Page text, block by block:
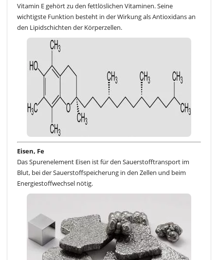
Vitamin E gehört zu den fettlöslichen Vitaminen. Seine
wichtigste Funktion besteht in der Wirkung als Antioxidans an
den Lipidschichten der Körperzellen.
Eisen, Fe
Das Spurenelement Eisen ist für den Sauerstofftransport im
Blut, bei der Sauerstoffspeicherung in den Zellen und beim
Energiestoffwechsel nötig.